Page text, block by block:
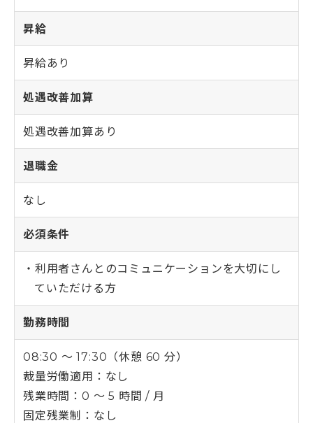
昇給
昇給あり
処遇改善加算
処遇改善加算あり
退職金
なし
必須条件
利用者さんとのコミュニケーションを大切にし
ていただける方
勤務時間
08:30 〜 17:30（休憩 60 分）
裁量労働適用：なし
残業時間：0 〜 5 時間 / 月
固定残業制：なし